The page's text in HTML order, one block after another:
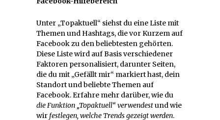
Unter „Topaktuell“ siehst du eine Liste mit
Themen und Hashtags, die vor Kurzem auf
Facebook zu den beliebtesten gehörten.
Diese Liste wird auf Basis verschiedener
Faktoren personalisiert, darunter Seiten,
die du mit „Gefällt mir“ markiert hast, dein
Standort und beliebte Themen auf
Facebook. Erfahre mehr darüber, wie du
die Funktion „Topaktuell“ verwendestund wie
wir festlegen, welche Trends gezeigt werden.